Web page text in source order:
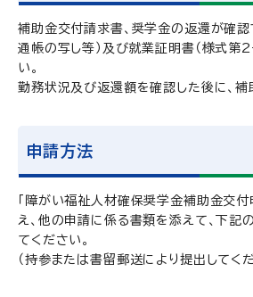
補助金交付請求書、奨学金の返還が確認
通帳の写し等）及び就業証明書（様式第
い。
勤務状況及び返還額を確認した後に、補
申請方法
「障がい福祉人材確保奨学金補助金交付
え、他の申請に係る書類を添えて、下記
てください。
（持参または書留郵送により提出してくだ